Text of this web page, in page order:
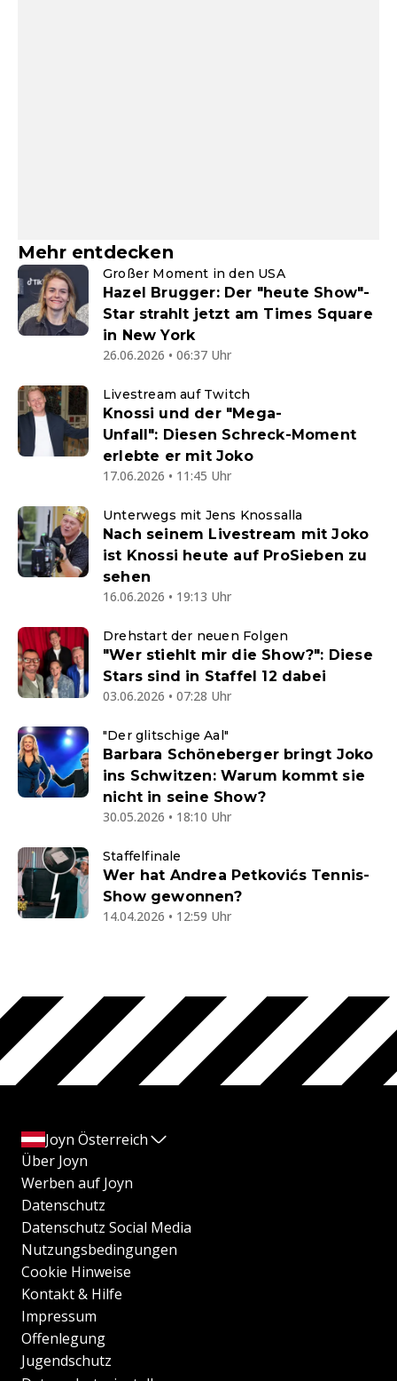
Mehr entdecken
Großer Moment in den USA
Hazel Brugger: Der "heute Show"-
Star strahlt jetzt am Times Square
in New York
26.06.2026 • 06:37 Uhr
Livestream auf Twitch
Knossi und der "Mega-
Unfall": Diesen Schreck-Moment
erlebte er mit Joko
17.06.2026 • 11:45 Uhr
Unterwegs mit Jens Knossalla
Nach seinem Livestream mit Joko
ist Knossi heute auf ProSieben zu
sehen
16.06.2026 • 19:13 Uhr
Drehstart der neuen Folgen
"Wer stiehlt mir die Show?": Diese
Stars sind in Staffel 12 dabei
03.06.2026 • 07:28 Uhr
"Der glitschige Aal"
Barbara Schöneberger bringt Joko
ins Schwitzen: Warum kommt sie
nicht in seine Show?
30.05.2026 • 18:10 Uhr
Staffelfinale
Wer hat Andrea Petkovićs Tennis-
Show gewonnen?
14.04.2026 • 12:59 Uhr
Joyn Österreich
Über Joyn
Werben auf Joyn
Datenschutz
Datenschutz Social Media
Nutzungsbedingungen
Cookie Hinweise
Kontakt & Hilfe
Impressum
Offenlegung
Jugendschutz